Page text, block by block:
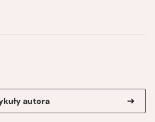
autora